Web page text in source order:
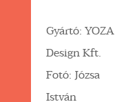
Gyártó: YOZA
Design Kft.
Fotó: Józsa
István